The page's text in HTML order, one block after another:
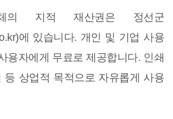
의 지적 재산권은 정선군
에 있습니다. 개인 및 기업 사용
용자에게 무료로 제공합니다. 인쇄
등 상업적 목적으로 자유롭게 사용